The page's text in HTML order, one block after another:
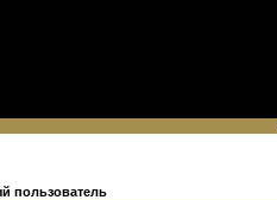
пользователь